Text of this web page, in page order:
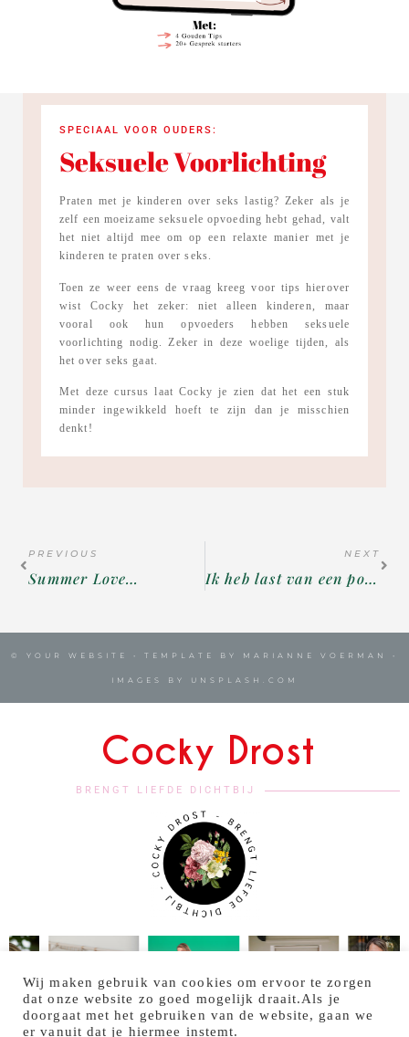
SPECIAAL VOOR OUDERS:
Seksuele Voorlichting
Praten met je kinderen over seks lastig? Zeker als je
zelf een moeizame seksuele opvoeding hebt gehad, valt
het niet altijd mee om op een relaxte manier met je
kinderen te praten over seks.
Toen ze weer eens de vraag kreeg voor tips hierover
wist Cocky het zeker: niet alleen kinderen, maar
vooral ook hun opvoeders hebben seksuele
voorlichting nodig. Zeker in deze woelige tijden, als
het over seks gaat.
Met deze cursus laat Cocky je zien dat het een stuk
minder ingewikkeld hoeft te zijn dan je misschien
denkt!
PREVIOUS
Summer Love…
NEXT
Ik heb last van een positief zelfbeeld
© YOUR WEBSITE • TEMPLATE BY MARIANNE VOERMAN •
IMAGES BY UNSPLASH.COM
Cocky Drost
BRENGT LIEFDE DICHTBIJ
Wij maken gebruik van cookies om ervoor te zorgen
dat onze website zo goed mogelijk draait.Als je
doorgaat met het gebruiken van de website, gaan we
er vanuit dat je hiermee instemt.